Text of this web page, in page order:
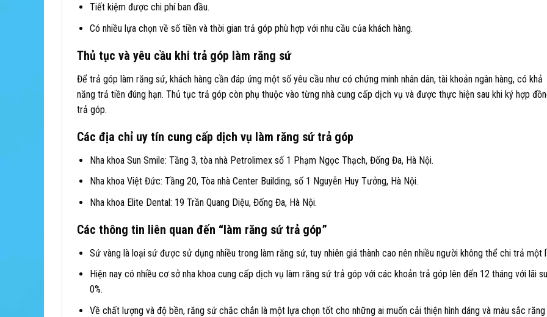
Tiết kiệm được chi phí ban đầu.
Có nhiều lựa chọn về số tiền và thời gian trả góp phù hợp với nhu cầu của khách hàng.
Thủ tục và yêu cầu khi trả góp làm răng sứ
Để trả góp làm răng sứ, khách hàng cần đáp ứng một số yêu cầu như có chứng minh nhân dân, tài khoản ngân hàng, có khả
năng trả tiền đúng hạn. Thủ tục trả góp còn phụ thuộc vào từng nhà cung cấp dịch vụ và được thực hiện sau khi ký hợp
trả góp.
Các địa chỉ uy tín cung cấp dịch vụ làm răng sứ trả góp
Nha khoa Sun Smile: Tầng 3, tòa nhà Petrolimex số 1 Phạm Ngọc Thạch, Đống Đa, Hà Nội.
Nha khoa Việt Đức: Tầng 20, Tòa nhà Center Building, số 1 Nguyễn Huy Tưởng, Hà Nội.
Nha khoa Elite Dental: 19 Trần Quang Diệu, Đống Đa, Hà Nội.
Các thông tin liên quan đến “làm răng sứ trả góp”
Sứ vàng là loại sứ được sử dụng nhiều trong làm răng sứ, tuy nhiên giá thành cao nên nhiều người không thể chi trả một
Hiện nay có nhiều cơ sở nha khoa cung cấp dịch vụ làm răng sứ trả góp với các khoản trả góp lên đến 12 tháng với lãi
0%.
Về chất lượng và độ bền, răng sứ chắc chắn là một lựa chọn tốt cho những ai muốn cải thiện hình dáng và màu sắc răng